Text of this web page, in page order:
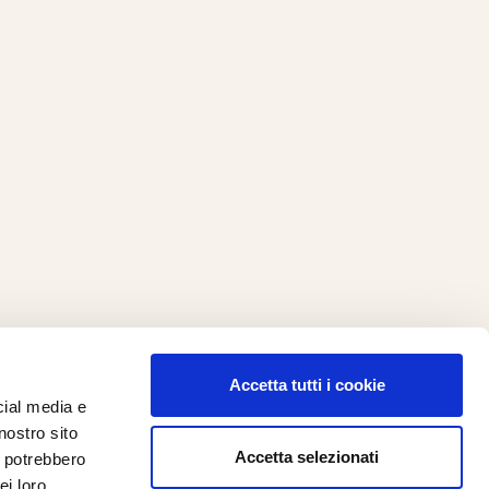
media e
sito
Accetta tutti i cookie
Accetta selezionati
162 srl